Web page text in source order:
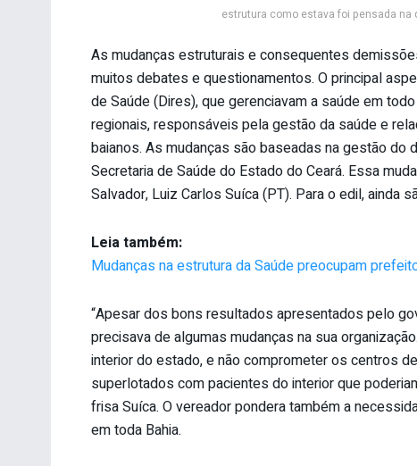
estrutura como estava foi pensada na
As mudanças estruturais e consequentes
muitos debates e questionamentos. O principal
de Saúde (Dires), que gerenciavam a saúde em
regionais, responsáveis pela gestão da saúde e
baianos. As mudanças são baseadas na gestão do
Secretaria de Saúde do Estado do Ceará. Essa
Salvador, Luiz Carlos Suíca (PT). Para o edil, ainda
Leia também:
Mudanças na estrutura da Saúde preocupam
“Apesar dos bons resultados apresentados pelo
precisava de algumas mudanças na sua
interior do estado, e não comprometer os centros
superlotados com pacientes do interior que
frisa Suíca. O vereador pondera também a
em toda Bahia.